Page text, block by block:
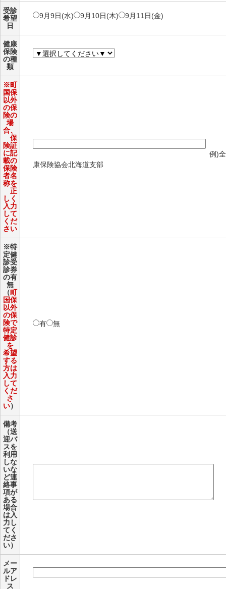
受診
希望
日
9月9日(水) 9月10日(木) 9月11日(金)
健康
保険
の種
類
※町
国保
以外
の保
険の
場
合、
保
険証
に記
載の
保険
者名
称を
正
しく
入力
して
くだ
さい
例)全国
康保険協会北海道支部
※特
定健
診受
診券
の有
無
（町
国保
以外
の保
険で
特定
健診
を
希望
する
方は
入力
して
くだ
さ
い）
有 無
備考
（送
迎バ
スを
利用
しな
いな
ど連
絡事
項が
ある
場合
は入
力し
てく
ださ
い）
メー
ルア
ドレ
ス